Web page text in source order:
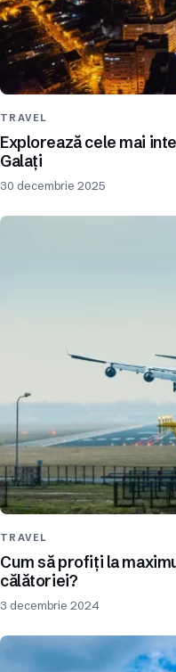
TRAVEL
Explorează cele mai
Galați
30 decembrie 2025
TRAVEL
Cum să profiți la
călătoriei?
3 decembrie 2024